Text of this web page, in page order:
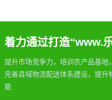
着力通过打造“www.
提升市场竞争力，培训农产品基地
完善县域物流配送体系建设，提
能